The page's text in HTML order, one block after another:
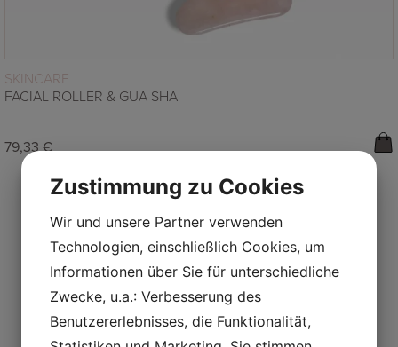
SKINCARE
FACIAL ROLLER & GUA SHA
79,33€
FOLGEN SIE UNS AUF
INSTAGRAM
Zustimmung zu Cookies
Wir und unsere Partner verwenden
Technologien, einschließlich Cookies, um
Informationen über Sie für unterschiedliche
Zwecke, u.a.: Verbesserung des
Benutzererlebnisses, die Funktionalität,